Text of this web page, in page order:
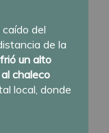
del
de la
un alto
chaleco
local, donde